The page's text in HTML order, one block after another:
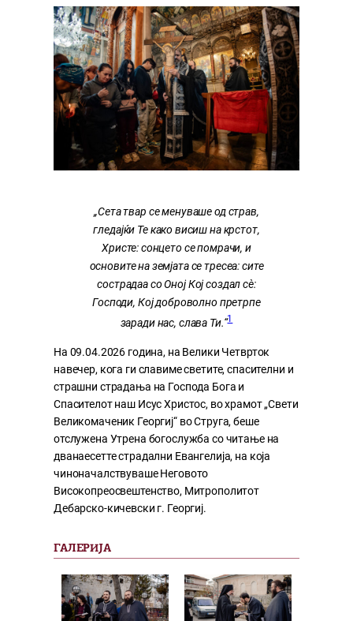
„Сета твар се менуваше од страв,
гледајќи Те како висиш на крстот,
Христе: сонцето се помрачи, и
основите на земјата се тресеа: сите
сострадаа со Оној Кој создал сѐ:
Господи, Кој доброволно претрпе
заради нас, слава Ти.“1
На 09.04.2026 година, на Велики Четврток
навечер, кога ги славиме светите, спасителни и
страшни страдања на Господа Бога и
Спасителот наш Исус Христос, во храмот „Свети
Великомаченик Георгиј“ во Струга, беше
отслужена Утрена богослужба со читање на
дванаесетте страдални Евангелија, на која
чиноначалствуваше Неговото
Високопреосвештенство, Митрополитот
Дебарско-кичевски г. Георгиј.